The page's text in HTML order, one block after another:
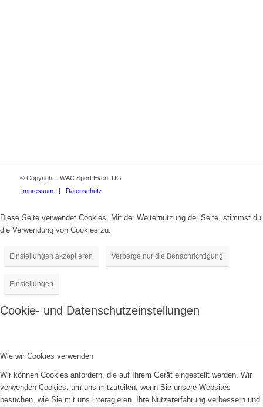
© Copyright - WAC Sport Event UG
Impressum
Datenschutz
Diese Seite verwendet Cookies. Mit der Weiternutzung der Seite, stimmst du
die Verwendung von Cookies zu.
Einstellungen akzeptieren Verberge nur die Benachrichtigung
Einstellungen
Cookie- und Datenschutzeinstellungen
Wie wir Cookies verwenden
Wir können Cookies anfordern, die auf Ihrem Gerät eingestellt werden. Wir
verwenden Cookies, um uns mitzuteilen, wenn Sie unsere Websites
besuchen, wie Sie mit uns interagieren, Ihre Nutzererfahrung verbessern und